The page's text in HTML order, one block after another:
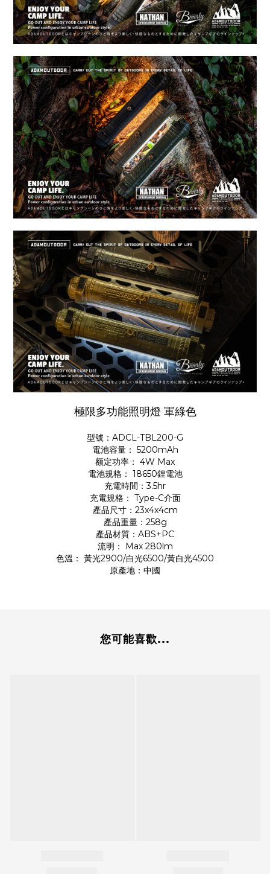
極限多功能照明燈 軍綠色
型號：ADCL-TBL200-G
電池容量： 5200mAh
额定功率： 4W Max
電池規格： 18650鋰電池
充電時間：3.5hr
充電規格： Type-C介面
產品尺寸：23x4x4cm
產品重量：258g
產品材質：ABS+PC
流明： Max 280lm
色溫： 黃光2900/白光6500/黃白光4500
原產地：中國
您可能喜歡...